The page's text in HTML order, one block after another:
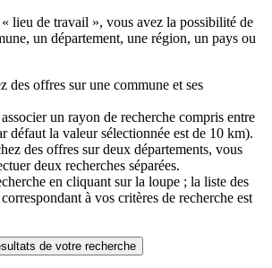
lieu de travail », vous avez la possibilité de
un département, une région, un pays ou
des offres sur une commune et ses
un rayon de recherche compris entre
défaut la valeur sélectionnée est de 10 km).
des offres sur deux départements, vous
deux recherches séparées.
en cliquant sur la loupe ; la liste des
à vos critères de recherche est
de votre recherche